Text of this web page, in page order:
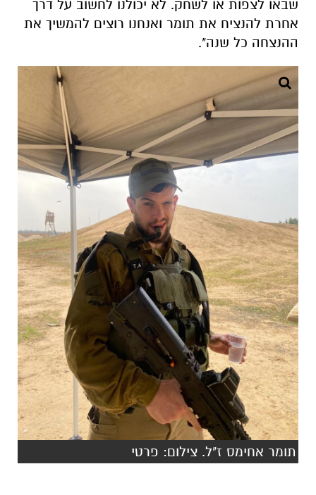
שבאו לצפות או לשחק. לא יכולנו לחשוב על דרך
אחרת להנציח את תומר ואנחנו רוצים להמשיך את
ההנצחה כל שנה".
תומר אחימס ז"ל. צילום: פרטי